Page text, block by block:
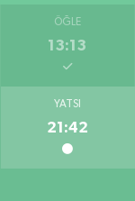
ÖĞLE
13:13
YATSI
21:42